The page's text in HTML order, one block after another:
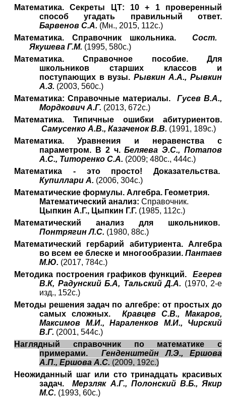
Математика. Секреты ЦТ: 10 + 1 проверенный
способ угадать правильный ответ.
Барвенов С.А. (Мн., 2015, 112с.)
Математика. Справочник школьника. Сост.
Якушева Г.М. (1995, 580с.)
Математика. Справочное пособие. Для
школьников старших классов и
поступающих в вузы. Рывкин А.А., Рывкин
А.З. (2003, 560с.)
Математика: Справочные материалы.
Гусев В.А.,
Мордкович А.Г. (2013, 672с.)
Математика. Типичные ошибки абитуриентов.
Самусенко А.В., Казаченок В.В. (1991, 189с.)
Математика. Уравнения и неравенства с
параметром. В 2 ч.Беляева Э.С., Потапов
А.С., Титоренко С.А. (2009; 480с., 444с.)
Математика - это просто! Доказательства.
Купиллари А. (2006, 304с.)
Математические формулы. Алгебра. Геометрия.
Математический анализ: Справочник.
Цыпкин А.Г., Цыпкин Г.Г. (1985, 112с.)
Математический анализ для школьников.
Понтрягин Л.С. (1980, 88с.)
Математический гербарий абитуриента. Алгебра
во всем ее блеске и многообразии. Пантаев
М.Ю. (2017, 784с.)
Методика построения графиков функций.
Егерев
В.К, Радунский Б.А, Тальский Д.А. (1970, 2-е
изд., 152с.)
Методы решения задач по алгебре: от простых до
самых сложных.
Кравцев С.В., Макаров,
Максимов М.И., Нараленков М.И., Чирский
В.Г. (2001, 544с.)
Наглядный справочник по математике с
примерами. Генденштейн Л.Э., Ершова
А.П., Ершова А.С. (2009, 192с.)
Неожиданный шаг или сто тринадцать красивых
задач.Мерзляк А.Г., Полонский В.Б., Якир
М.С. (1993, 60с.)